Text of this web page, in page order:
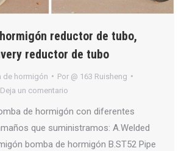
reductor de tubo,
reductor de tubo
de hormigón Por @ 163 Ruisheng
Deja un comentario
de hormigón con diferentes
que suministramos: A.Welded
bomba de hormigón B.ST52 Pipe